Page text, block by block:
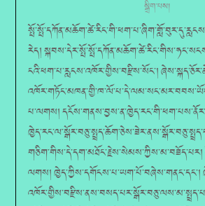
སྒྲིག་པས།
རེད།
ངའི་ཕག་པ་རླངས་འཁོར་གྱིས་བརྫིས་སོང༌།
པ་ལགས།
གཅིག་གིས་དེ་དག་མཐོང་རྗེས་སེམས་ཀྱིས་མ་བཟོད་པར།
ལགས། ཁྱེད་ཀྱིས་དགོངས་པ་ཡག་པོ་བཞེས་གནང་དང༌།